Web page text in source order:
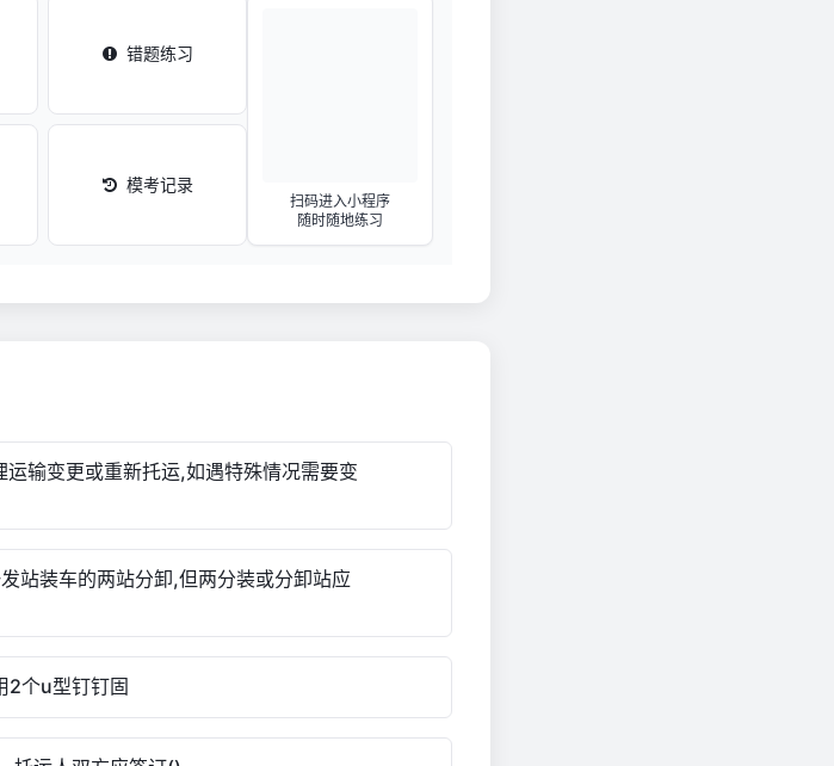
错题练习
模考记录
扫码进入小程序
随时随地练习
输变更或重新托运,如遇特殊情况需要变
站装车的两站分卸,但两分装或分卸站应
2个u型钉钉固